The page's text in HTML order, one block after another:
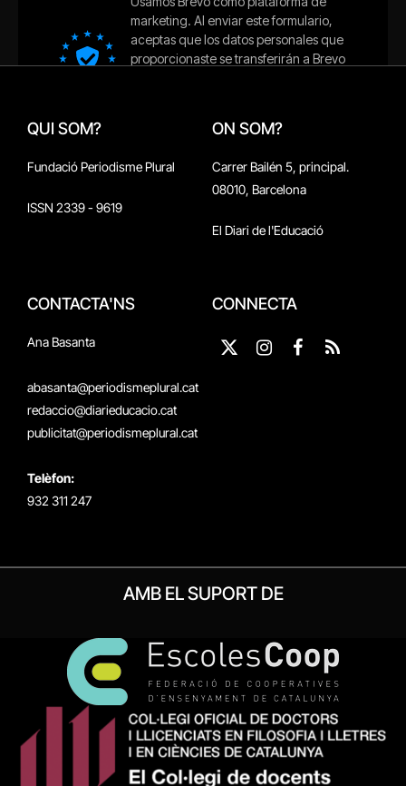
QUI SOM?
Fundació Periodisme Plural
ISSN 2339 - 9619
ON SOM?
Carrer Bailén 5, principal.
08010, Barcelona
El Diari de l'Educació
CONTACTA'NS
Ana Basanta
abasanta@periodismeplural.cat
redaccio@diarieducacio.cat
publicitat@periodismeplural.cat
Telèfon:
932 311 247
CONNECTA
X
Instagram
Facebook
RSS
AMB EL SUPORT DE